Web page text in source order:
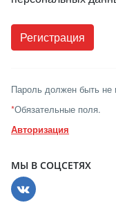
Пароль должен быть не
*Обязательные поля.
Авторизация
МЫ В СОЦСЕТЯХ